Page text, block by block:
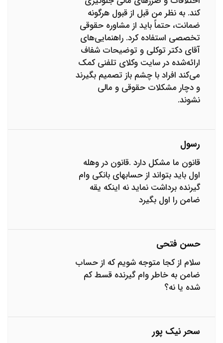
کند. به نظر من قبل از قبول هرگونه
ضمانت، حتماً باید از مشاوره حقوقی
تخصصی استفاده کرد. راهنمایی‌های
آقای دکتر توکلی و توضیحات شفاف
ارائه‌شده در سایت وکلای تلفنی کمک
می‌کند افراد با چشم باز تصمیم بگیرند
و دچار مشکلات حقوقی و مالی
نشوند.
رسول
قانون ما مشکل دارد .قانون در وهله
اول باید بتواند از حسابهای بانکی وام
گیرنده برداشت نماید نه اینکه یقه
ضامن را اول بگیرد
حسن فتحی
سلام از کجا متوجه شویم که از حساب
ضامن به خاطر وام گیرنده قسط کم
شده یا نه؟
سحر نیک پور